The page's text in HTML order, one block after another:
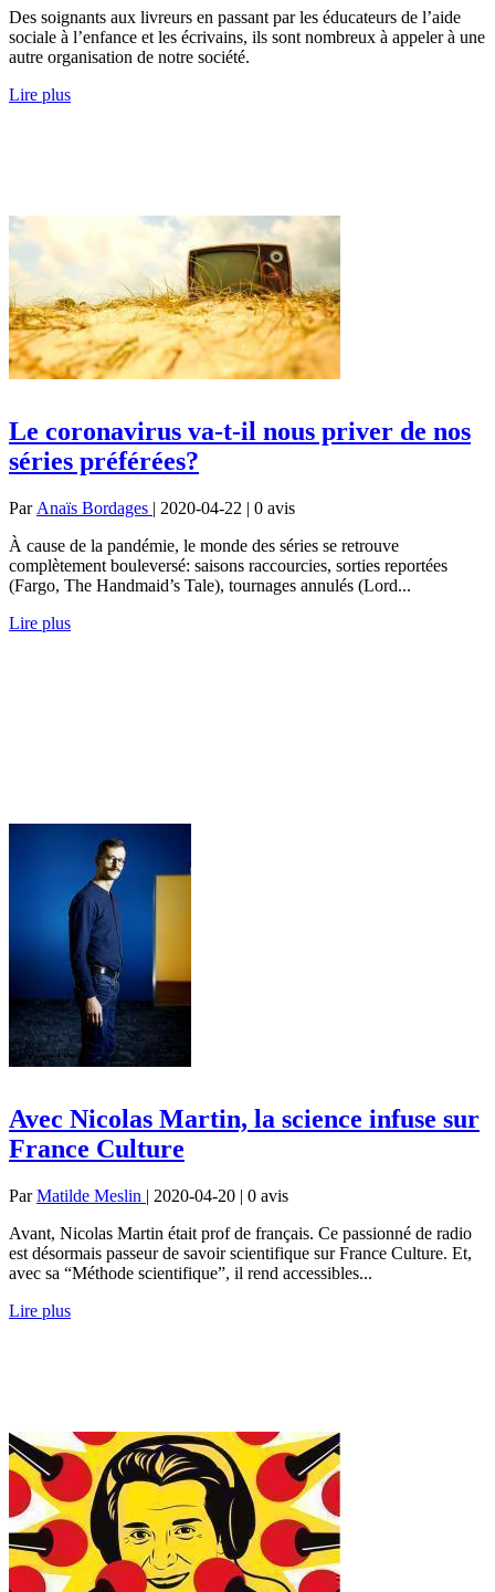
Des soignants aux livreurs en passant par les éducateurs de l’aide
sociale à l’enfance et les écrivains, ils sont nombreux à appeler à une
autre organisation de notre société.
Lire plus
Le coronavirus va-t-il nous priver de nos
séries préférées?
Par Anaïs Bordages | 2020-04-22 | 0 avis
À cause de la pandémie, le monde des séries se retrouve
complètement bouleversé: saisons raccourcies, sorties reportées
(Fargo, The Handmaid’s Tale), tournages annulés (Lord...
Lire plus
Avec Nicolas Martin, la science infuse sur
France Culture
ParMatilde Meslin | 2020-04-20 | 0 avis
Avant, Nicolas Martin était prof de français. Ce passionné de radio
est désormais passeur de savoir scientifique sur France Culture. Et,
avec sa “Méthode scientifique”, il rend accessibles...
Lire plus